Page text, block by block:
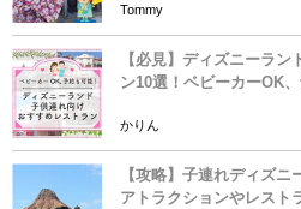
Tommy
【必見】ディズニーラ
ン10選！ベビーカーOK
かりん
【攻略】子連れディズ
アトラクションやレスト